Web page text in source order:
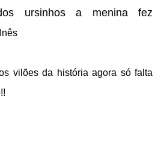
ursinhos a menina fez
vilões da história agora só falta